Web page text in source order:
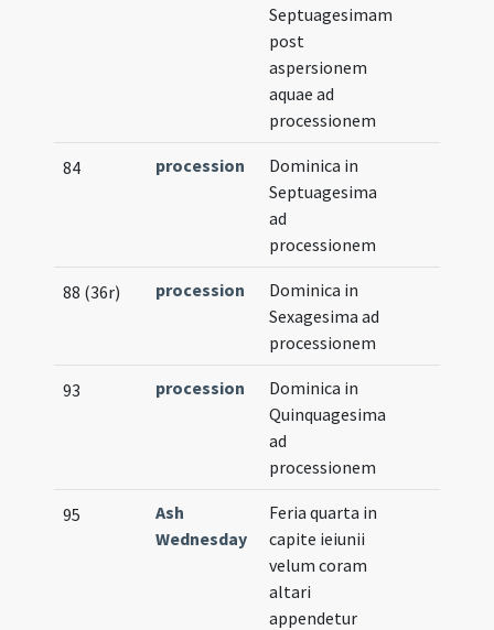
Septuagesimam
post
aspersionem
aquae ad
processionem
84 procession
Dominica in
Septuagesima
ad
processionem
88 (36r) procession
Dominica in
Sexagesima ad
processionem
93 procession
Dominica in
Quinquagesima
ad
processionem
95
Ash
Wednesday
Feria quarta in
capite ieiunii
velum coram
altari
appendetur